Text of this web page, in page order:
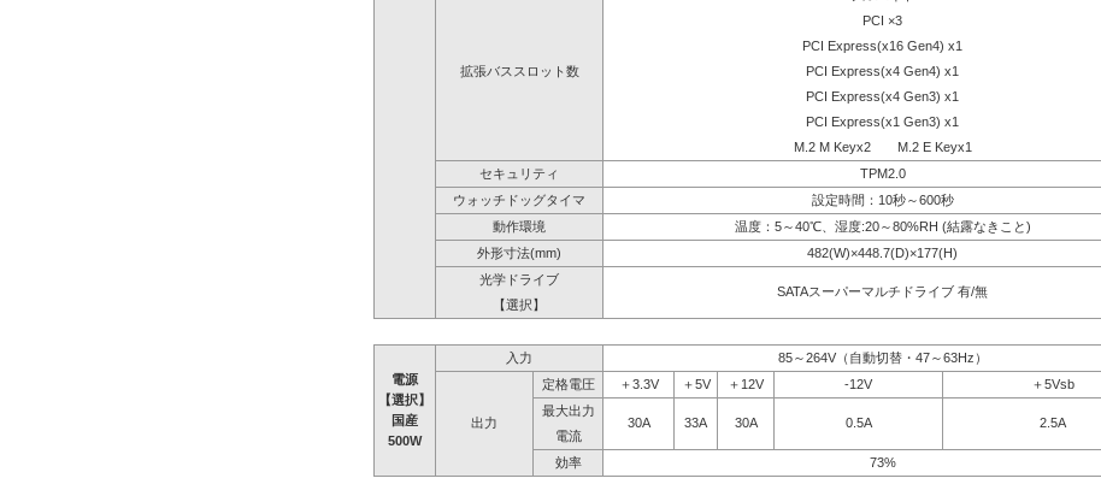
拡張バススロット数
PCI ×3
PCI Express(x16 Gen4) x1
PCI Express(x4 Gen4) x1
PCI Express(x4 Gen3) x1
PCI Express(x1 Gen3) x1
M.2 M Keyx2 M.2 E Keyx1
セキュリティ
TPM2.0
ウォッチドッグタイマ
設定時間：10秒～600秒
動作環境
温度：5～40℃、湿度:20～80%RH (結露なきこと)
外形寸法(mm)
482(W)×448.7(D)×177(H)
光学ドライブ
SATAスーパーマルチドライブ 有/無
【選択】
電源
【選択】
国産
500W
入力 85～264V（自動切替・47～63Hz）
出力
定格電圧 ＋3.3V ＋5V ＋12V -12V
＋5Vsb
最大出力
30A
33A 30A 0.5A
2.5A
電流
効率
73%